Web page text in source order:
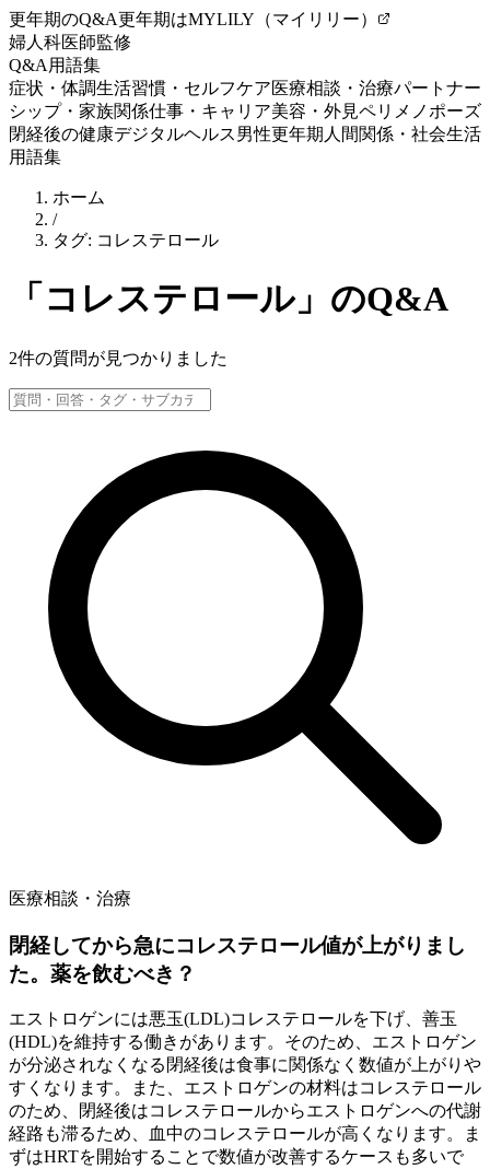
更年期のQ&A更年期はMYLILY（マイリリー）
婦人科医師監修
Q&A 用語集
症状・体調生活習慣・セルフケア医療相談・治療パートナー
シップ・家族関係仕事・キャリア美容・外見ペリメノポーズ
閉経後の健康デジタルヘルス男性更年期 人間関係・社会生活
用語集
ホーム
/
タグ: コレステロール
「 コレステロール」のQ&A
2件の質問が見つかりました
医療相談・治療
閉経してから急にコレステロール値が上がりまし
た。薬を飲むべき？
エストロゲンには悪玉(LDL)コレステロールを下げ、善玉
(HDL)を維持する働きがあります。そのため、エストロゲン
が分泌されなくなる閉経後は食事に関係なく数値が上がりや
すくなります。また、エストロゲンの材料はコレステロール
のため、閉経後はコレステロールからエストロゲンへの代謝
経路も滞るため、血中のコレステロールが高くなります。ま
ずはHRTを開始することで数値が改善するケースも多いで